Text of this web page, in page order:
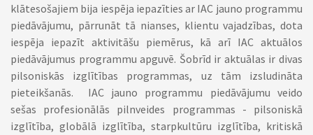
klātesošajiem bija iespēja iepazīties ar IAC jauno programmu
piedāvājumu, pārrunāt tā nianses, klientu vajadzības, dota
iespēja iepazīt aktivitāšu piemērus, kā arī IAC aktuālos
piedāvājumus programmu apguvē. Šobrīd ir aktuālas ir divas
pilsoniskās izglītības programmas, uz tām izsludināta
pieteikšanās. IAC jauno programmu piedāvājumu veido
sešas profesionālās pilnveides programmas - pilsoniskā
izglītība, globālā izglītība, starpkultūru izglītība, kritiskā